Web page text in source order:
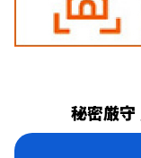
秘密厳守